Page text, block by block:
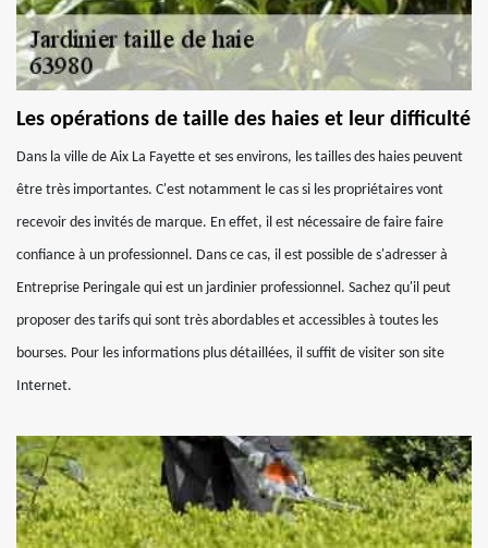
Les opérations de taille des haies et leur difficulté
Dans la ville de Aix La Fayette et ses environs, les tailles des haies peuvent
être très importantes. C'est notamment le cas si les propriétaires vont
recevoir des invités de marque. En effet, il est nécessaire de faire faire
confiance à un professionnel. Dans ce cas, il est possible de s'adresser à
Entreprise Peringale qui est un jardinier professionnel. Sachez qu'il peut
proposer des tarifs qui sont très abordables et accessibles à toutes les
bourses. Pour les informations plus détaillées, il suffit de visiter son site
Internet.